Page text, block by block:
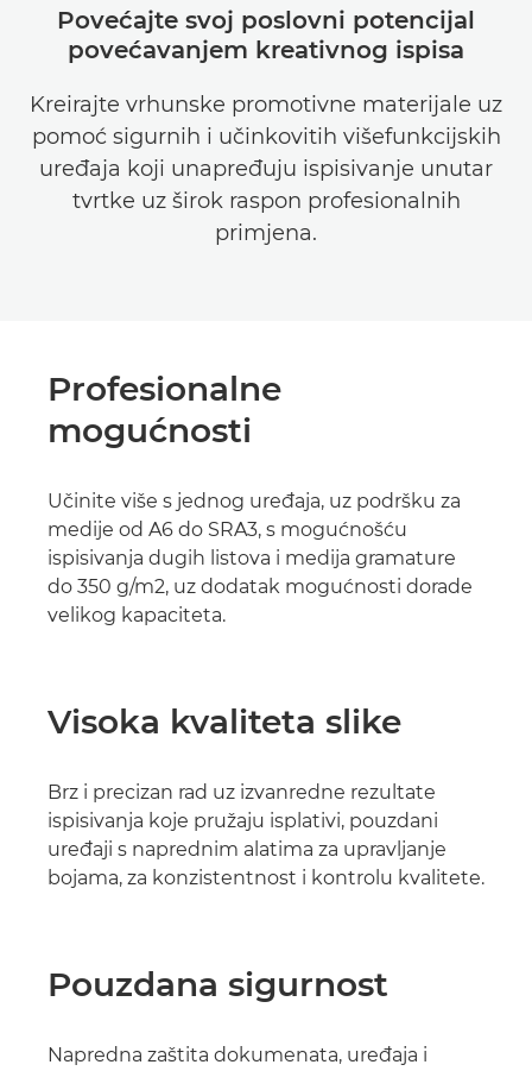
Povećajte svoj poslovni potencijal
povećavanjem kreativnog ispisa
Kreirajte vrhunske promotivne materijale uz
pomoć sigurnih i učinkovitih višefunkcijskih
uređaja koji unapređuju ispisivanje unutar
tvrtke uz širok raspon profesionalnih
primjena.
Profesionalne
mogućnosti
Učinite više s jednog uređaja, uz podršku za
medije od A6 do SRA3, s mogućnošću
ispisivanja dugih listova i medija gramature
do 350 g/m2, uz dodatak mogućnosti dorade
velikog kapaciteta.
Visoka kvaliteta slike
Brz i precizan rad uz izvanredne rezultate
ispisivanja koje pružaju isplativi, pouzdani
uređaji s naprednim alatima za upravljanje
bojama, za konzistentnost i kontrolu kvalitete.
Pouzdana sigurnost
Napredna zaštita dokumenata, uređaja i